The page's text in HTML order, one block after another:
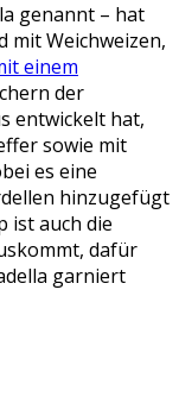
genannt – hat
mit Weichweizen,
einem
der
entwickelt hat,
sowie mit
es eine
hinzugefügt
ist auch die
dafür
garniert